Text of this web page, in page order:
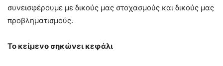
συνεισφέρουμε με δικούς μας στοχασμούς και δικούς μας
προβληματισμούς.
Το κείμενο σηκώνει κεφάλι